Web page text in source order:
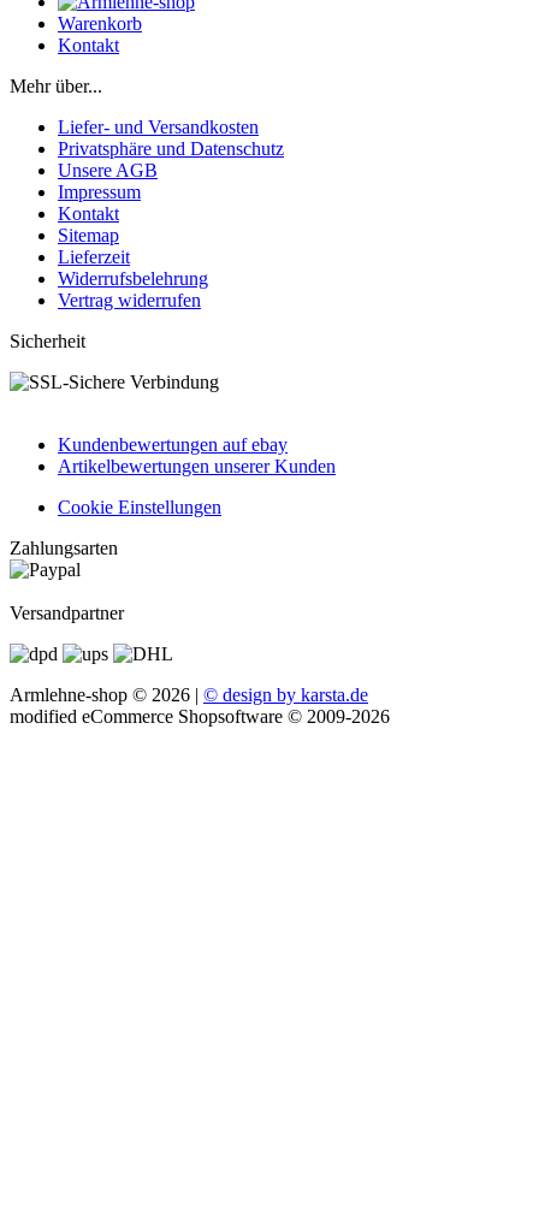
Warenkorb
Kontakt
Mehr über...
Liefer- und Versandkosten
Privatsphäre und Datenschutz
Unsere AGB
Impressum
Kontakt
Sitemap
Lieferzeit
Widerrufsbelehrung
Vertrag widerrufen
Sicherheit
Kundenbewertungen auf ebay
Artikelbewertungen unserer Kunden
Cookie Einstellungen
Zahlungsarten
Versandpartner
Armlehne-shop © 2026 | © design by karsta.de
modified eCommerce Shopsoftware © 2009-2026